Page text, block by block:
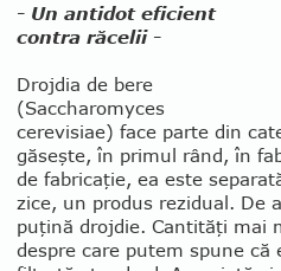
- Un antidot eficient
contra răcelii -
Drojdia de bere
(Saccharomyces
cerevisiae) face parte din
găseşte, în primul rând, în
de fabricaţie, ea este
zice, un pro­dus rezidual. De
puţină drojdie. Cantităţi mai
despre care putem spune că